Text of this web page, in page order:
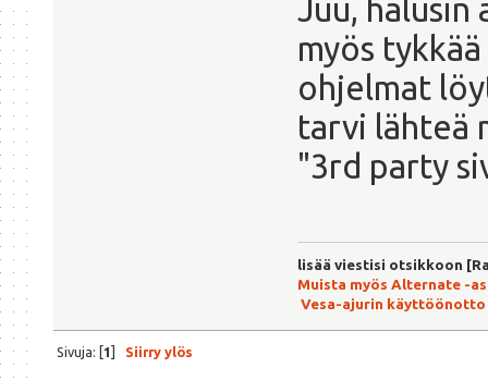
Juu, halusin
myös
ohjelmat
tarvi lähteä
"3rd party
lisää viestisi otsikkoon
Muista myös Alternate -
Vesa-ajurin käyttöönotto
Sivuja: [1] Siirry ylös